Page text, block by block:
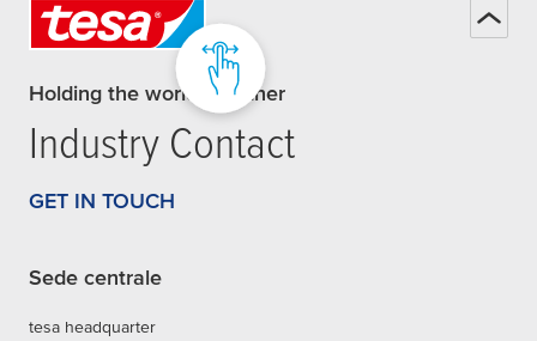
Holding the world together
Industry Contact
GET IN TOUCH
Sede centrale
tesa headquarter